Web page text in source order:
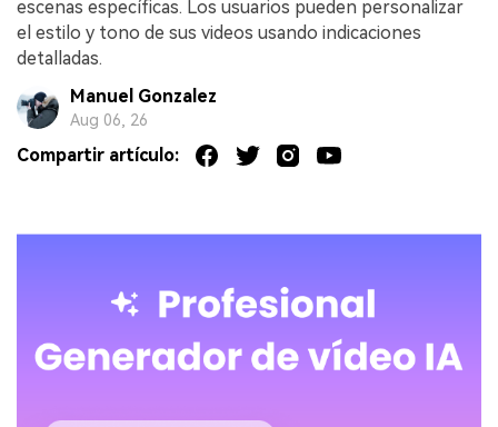
escenas específicas. Los usuarios pueden personalizar
el estilo y tono de sus videos usando indicaciones
detalladas.
Manuel Gonzalez
Aug 06, 26
Compartir artículo: